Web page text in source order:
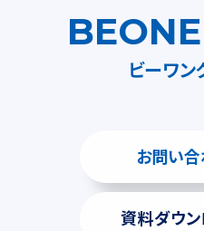
ビーワン
お問い
資料ダウ